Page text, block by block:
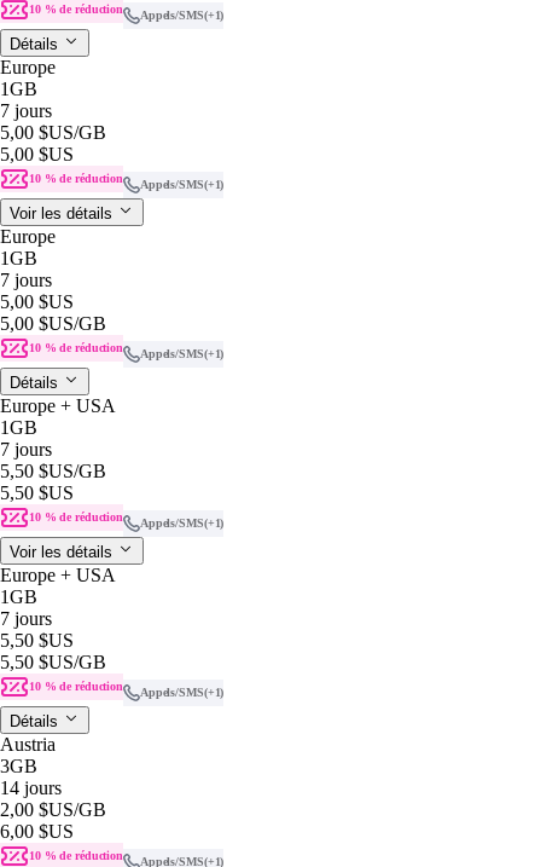
10 % de réduction Appels/SMS(+1)
Détails
Europe
1GB
7 jours
5,00 $US/GB
5,00 $US
10 % de réduction Appels/SMS(+1)
Voir les détails
Europe
1GB
7 jours
5,00 $US
5,00 $US/GB
10 % de réduction Appels/SMS(+1)
Détails
Europe + USA
1GB
7 jours
5,50 $US/GB
5,50 $US
10 % de réduction Appels/SMS(+1)
Voir les détails
Europe + USA
1GB
7 jours
5,50 $US
5,50 $US/GB
10 % de réduction Appels/SMS(+1)
Détails
Austria
3GB
14 jours
2,00 $US/GB
6,00 $US
10 % de réduction Appels/SMS(+1)